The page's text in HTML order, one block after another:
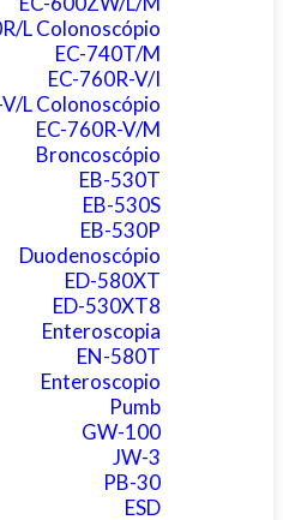
L Colonoscópio
EC-740T/M
EC-760R-V/I
L Colonoscópio
EC-760R-V/M
Broncoscópio
EB-530T
EB-530S
EB-530P
Duodenoscópio
ED-580XT
ED-530XT8
Enteroscopia
EN-580T
Enteroscopio
Pumb
GW-100
JW-3
PB-30
ESD